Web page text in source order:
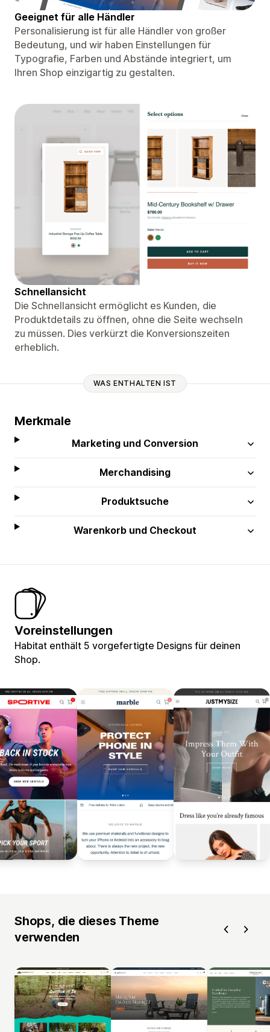
Geeignet für alle Händler
Personalisierung ist für alle Händler von großer
Bedeutung, und wir haben Einstellungen für
Typografie, Farben und Abstände integriert, um
Ihren Shop einzigartig zu gestalten.
Schnellansicht
Die Schnellansicht ermöglicht es Kunden, die
Produktdetails zu öffnen, ohne die Seite wechseln
zu müssen. Dies verkürzt die Konversionszeiten
erheblich.
WAS ENTHALTEN IST
Merkmale
Marketing und Conversion
Merchandising
Produktsuche
Warenkorb und Checkout
Voreinstellungen
Habitat enthält 5 vorgefertigte Designs für deinen
Shop.
Shops, die dieses Theme
verwenden